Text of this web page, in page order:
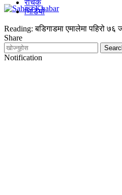
रोचक
भिडियो
Reading: बडिगाडमा एमालेमा पहिरो ७६
Share
Notification